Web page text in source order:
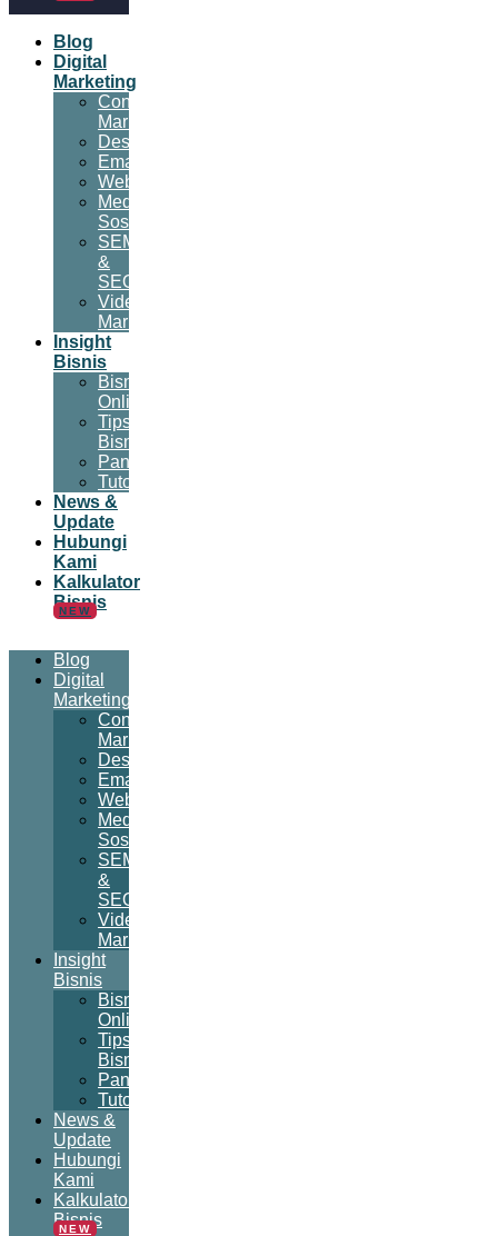
Blog
Digital
Marketing
Content
Marketing
Desain
Email
Website
Media
Sosial
SEM
&
SEO
Video
Marketing
Insight
Bisnis
Bisnis
Online
Tips
Bisnis
Panduan
Tutorial
News &
Update
Hubungi
Kami
Kalkulator
Bisnis
NEW
Blog
Digital
Marketing
Content
Marketing
Desain
Email
Website
Media
Sosial
SEM
&
SEO
Video
Marketing
Insight
Bisnis
Bisnis
Online
Tips
Bisnis
Panduan
Tutorial
News &
Update
Hubungi
Kami
Kalkulator
Bisnis
NEW